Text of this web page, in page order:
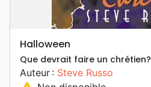
Halloween
Que devrait faire un chrétien?
Auteur : Steve Russo